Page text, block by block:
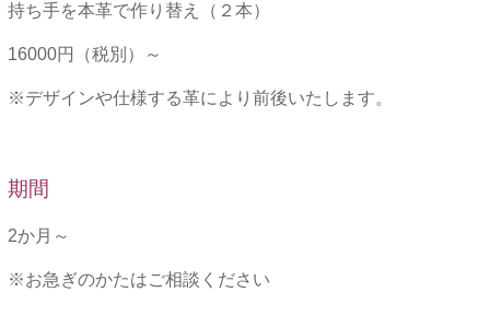
持ち手を本革で作り替え（２本）
16000円（税別）～
※デザインや仕様する革により前後いたします。
期間
2か月～
※お急ぎのかたはご相談ください